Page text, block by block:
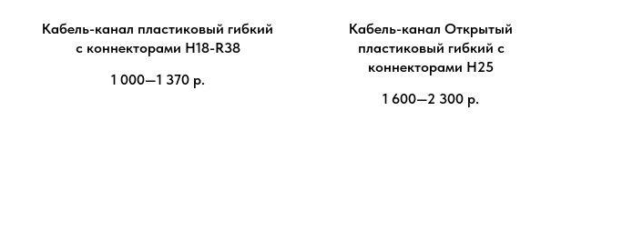
Кабель-канал пластиковый гибкий
с коннекторами H18-R38
1 000—1 370 р.
Кабель-канал Открытый
пластиковый гибкий с
коннекторами H25
1 600—2 300 р.